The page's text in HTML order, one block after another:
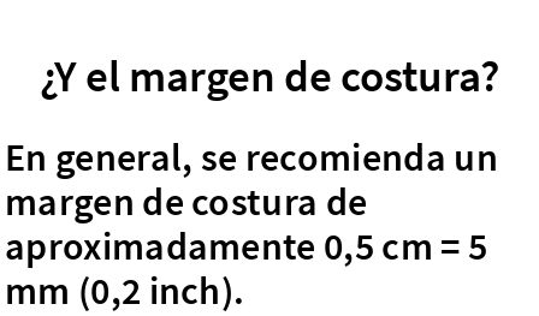
¿Y el margen de costura?
En general, se recomienda un
margen de costura de
aproximadamente 0,5 cm = 5
mm (0,2 inch).